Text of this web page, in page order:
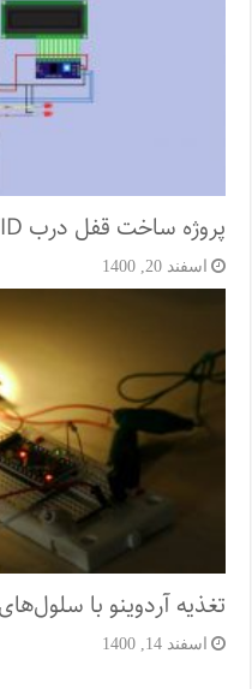
پروژه ساخت قفل‌ درب RFID با آردوینو
اسفند 20, 1400
تغذیه آردوینو با
اسفند 14, 1400